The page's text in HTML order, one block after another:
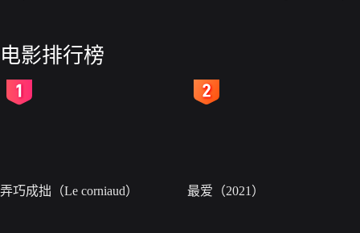
电影排行榜
弄巧成拙（Le corniaud） 最爱（2021）